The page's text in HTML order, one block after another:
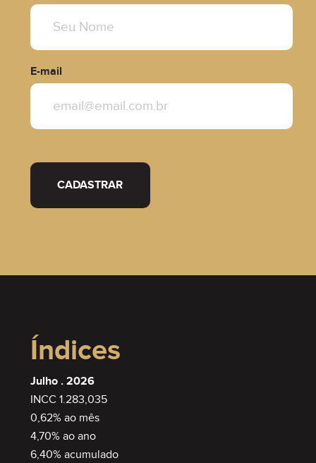
E-mail
CADASTRAR
Índices
Julho . 2026
INCC 1.283,035
0,62% ao mês
4,70% ao ano
6,40% acumulado